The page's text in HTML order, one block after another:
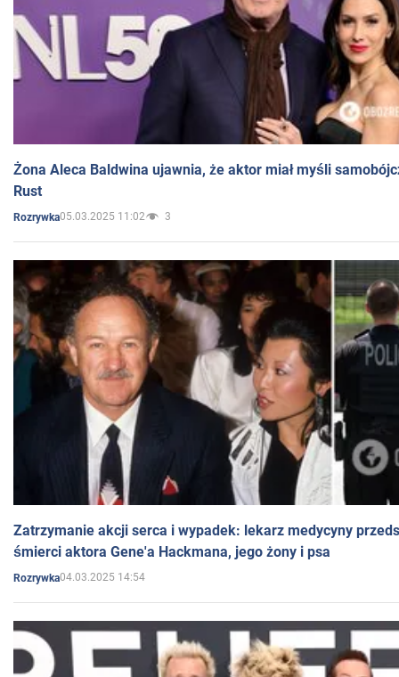
Żona Aleca Baldwina ujawnia, że aktor miał myśli
Rust
Rozrywka05.03.2025 11:02 3
Zatrzymanie akcji serca i wypadek: lekarz medycyny
śmierci aktora Gene'a Hackmana, jego żony i psa
Rozrywka04.03.2025 14:54